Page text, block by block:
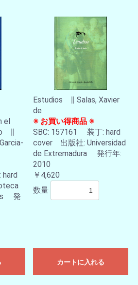
el
∥
発
Estudios ∥ Salas, Xavier
de
※ お買い得商品 ※
SBC: 157161 装丁: hard
cover 出版社: Universidad
de Extremadura 発行年:
2010
￥4,620
数量
カートに入れる